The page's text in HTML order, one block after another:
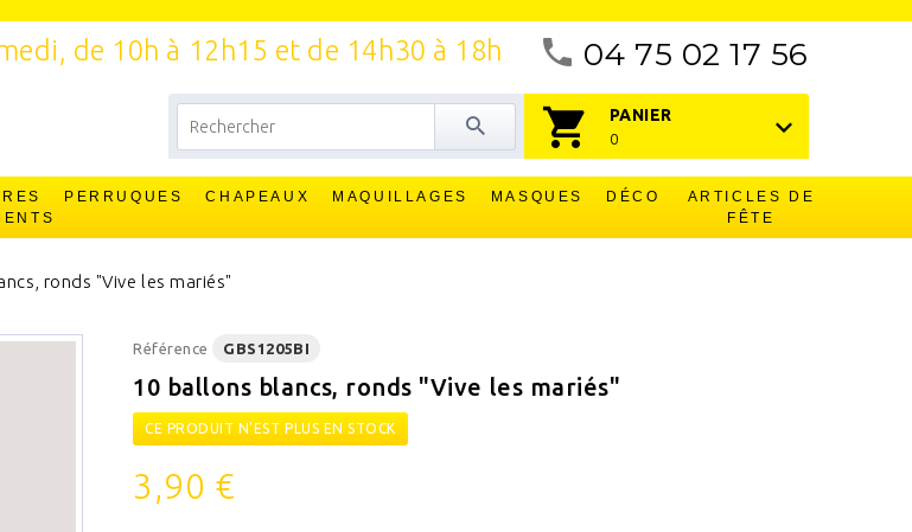
04 75 02 17 56
de 10h à 12h15 et de 14h30 à 18h
PANIER
0
PERRUQUES CHAPEAUX MAQUILLAGES MASQUES DÉCO
ARTICLES DE
FÊTE
ronds "Vive les mariés"
Référence GBS1205BI
10 ballons blancs, ronds "Vive les mariés"
CE PRODUIT N'EST PLUS EN STOCK
3,90 €